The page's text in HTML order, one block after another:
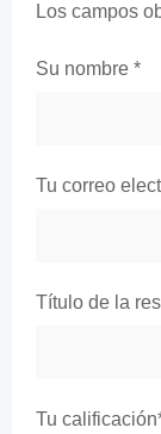
Los campos
Su nombre *
Tu correo
Título de la
Tu calificación